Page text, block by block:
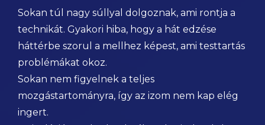
Sokan túl nagy súllyal dolgoznak, ami rontja a
technikát. Gyakori hiba, hogy a hát edzése
háttérbe szorul a mellhez képest, ami testtartás
problémákat okoz.
Sokan nem figyelnek a teljes
mozgástartományra, így az izom nem kap elég
ingert.